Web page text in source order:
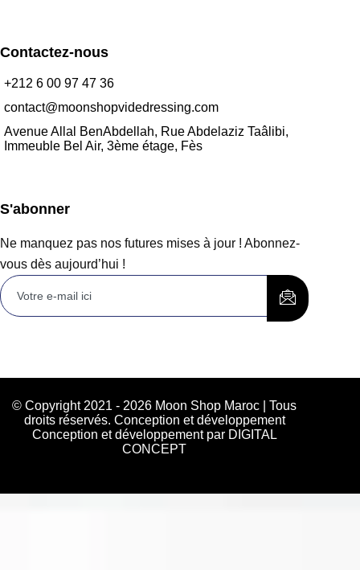
Contactez-nous
+212 6 00 97 47 36
contact@moonshopvidedressing.com
Avenue Allal BenAbdellah, Rue Abdelaziz Taâlibi,
Immeuble Bel Air, 3ème étage, Fès
S'abonner
Ne manquez pas nos futures mises à jour ! Abonnez-
vous dès aujourd’hui !
© Copyright 2021 - 2026 Moon Shop Maroc | Tous
droits réservés. Conception et développement
Conception et développement par DIGITAL
CONCEPT